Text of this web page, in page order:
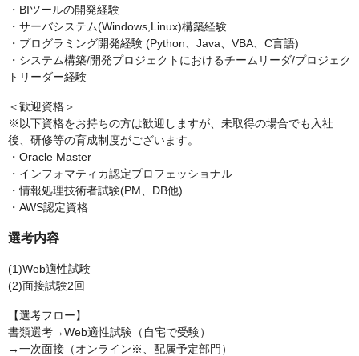
・BIツールの開発経験
・サーバシステム(Windows,Linux)構築経験
・プログラミング開発経験 (Python、Java、VBA、C言語)
・システム構築/開発プロジェクトにおけるチームリーダ/プロジェク
トリーダー経験
＜歓迎資格＞
※以下資格をお持ちの方は歓迎しますが、未取得の場合でも入社
後、研修等の育成制度がございます。
・Oracle Master
・インフォマティカ認定プロフェッショナル
・情報処理技術者試験(PM、DB他)
・AWS認定資格
選考内容
(1)Web適性試験
(2)面接試験2回
【選考フロー】
書類選考→Web適性試験（自宅で受験）
→一次面接（オンライン※、配属予定部門）